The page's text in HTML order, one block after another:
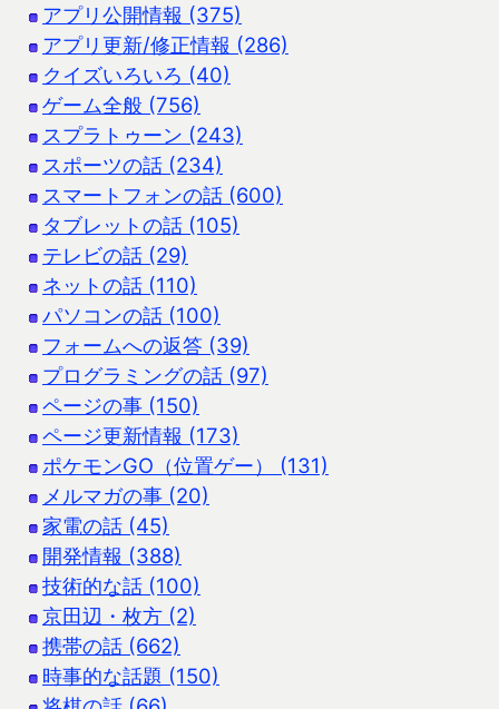
アプリ公開情報 (375)
アプリ更新/修正情報 (286)
クイズいろいろ (40)
ゲーム全般 (756)
スプラトゥーン (243)
スポーツの話 (234)
スマートフォンの話 (600)
タブレットの話 (105)
テレビの話 (29)
ネットの話 (110)
パソコンの話 (100)
フォームへの返答 (39)
プログラミングの話 (97)
ページの事 (150)
ページ更新情報 (173)
ポケモンGO（位置ゲー） (131)
メルマガの事 (20)
家電の話 (45)
開発情報 (388)
技術的な話 (100)
京田辺・枚方 (2)
携帯の話 (662)
時事的な話題 (150)